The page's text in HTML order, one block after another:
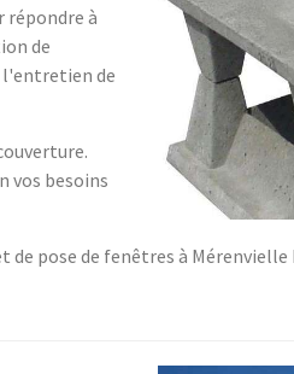
répondre à
de
l'entretien de
vos besoins
pose de fenêtres à Mérenvielle